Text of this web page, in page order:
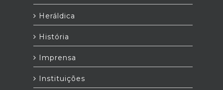
Heráldica
História
Imprensa
Instituições